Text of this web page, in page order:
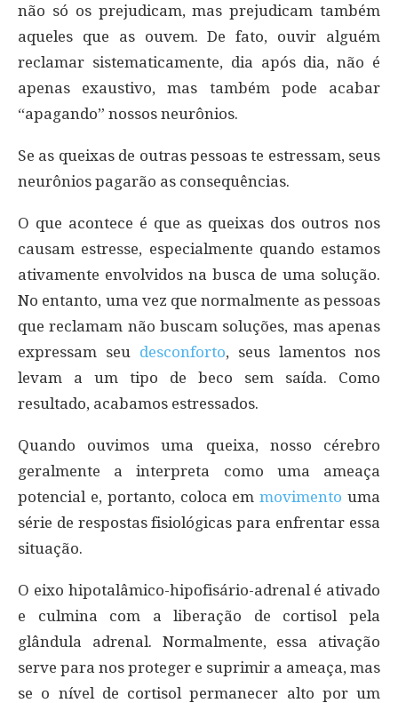
não só os prejudicam, mas prejudicam também
aqueles que as ouvem. De fato, ouvir alguém
reclamar sistematicamente, dia após dia, não é
apenas exaustivo, mas também pode acabar
“apagando” nossos neurônios.
Se as queixas de outras pessoas te estressam, seus
neurônios pagarão as consequências.
O que acontece é que as queixas dos outros nos
causam estresse, especialmente quando estamos
ativamente envolvidos na busca de uma solução.
No entanto, uma vez que normalmente as pessoas
que reclamam não buscam soluções, mas apenas
expressam seu desconforto, seus lamentos nos
levam a um tipo de beco sem saída. Como
resultado, acabamos estressados.
Quando ouvimos uma queixa, nosso cérebro
geralmente a interpreta como uma ameaça
potencial e, portanto, coloca emmovimento uma
série de respostas fisiológicas para enfrentar essa
situação.
O eixo hipotalâmico-hipofisário-adrenal é ativado
e culmina com a liberação de cortisol pela
glândula adrenal. Normalmente, essa ativação
serve para nos proteger e suprimir a ameaça, mas
se o nível de cortisol permanecer alto por um